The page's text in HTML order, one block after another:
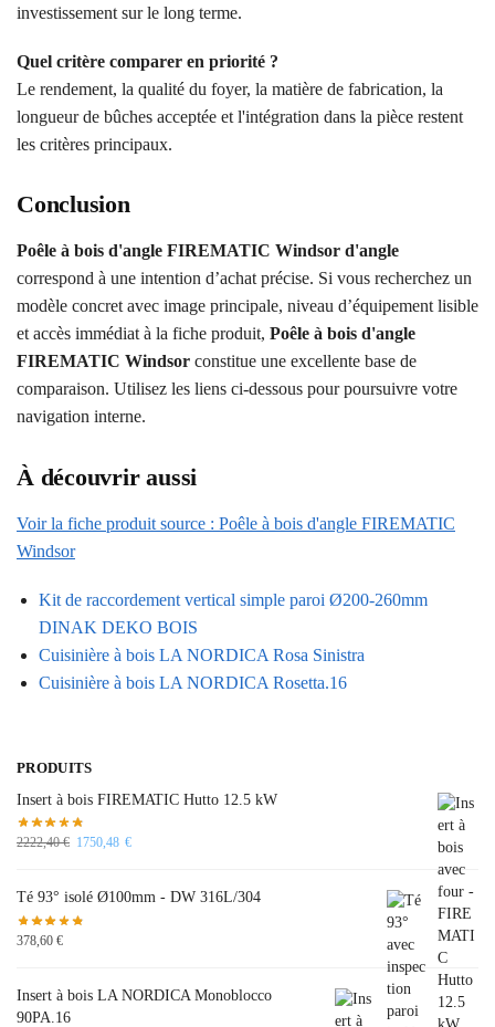
investissement sur le long terme.
Quel critère comparer en priorité ?
Le rendement, la qualité du foyer, la matière de fabrication, la
longueur de bûches acceptée et l'intégration dans la pièce restent
les critères principaux.
Conclusion
Poêle à bois d'angle FIREMATIC Windsor d'angle
correspond à une intention d’achat précise. Si vous recherchez un
modèle concret avec image principale, niveau d’équipement lisible
et accès immédiat à la fiche produit, Poêle à bois d'angle
FIREMATIC Windsor constitue une excellente base de
comparaison. Utilisez les liens ci-dessous pour poursuivre votre
navigation interne.
À découvrir aussi
Voir la fiche produit source : Poêle à bois d'angle FIREMATIC
Windsor
Kit de raccordement vertical simple paroi Ø200-260mm
DINAK DEKO BOIS
Cuisinière à bois LA NORDICA Rosa Sinistra
Cuisinière à bois LA NORDICA Rosetta.16
PRODUITS
Insert à bois FIREMATIC Hutto 12.5 kW
2222,40€ 1750,48 €
Té 93° isolé Ø100mm - DW 316L/304
378,60 €
Insert à bois LA NORDICA Monoblocco
90PA.16